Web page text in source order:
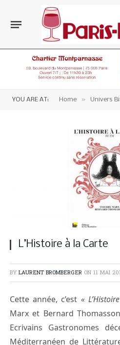
YOU ARE AT: Home » Univers
L’Histoire à la Carte
BY LAURENT BROMBERGER ON 11 MAI
Cette année, c’est «
Marx et Bernard
Ecrivains Gastronomes
Méditerranéen de